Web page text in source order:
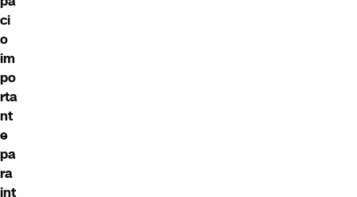
ci
o
im
po
rta
nt
e
pa
ra
int